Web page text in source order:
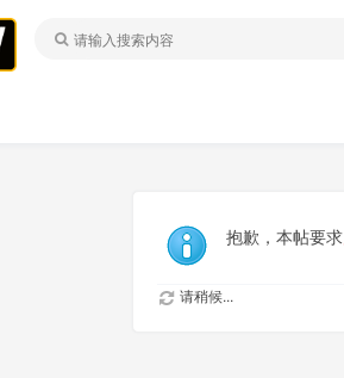
抱歉，本帖要求
请稍候...